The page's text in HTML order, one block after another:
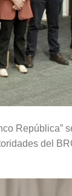
República”
del